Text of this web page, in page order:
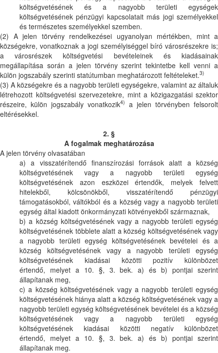
költségvetésének és a nagyobb területi egységek
költségvetésének pénzügyi kapcsolatait más jogi személyekkel
és természetes személyekkel szemben.
(2) A jelen törvény rendelkezései ugyanolyan mértékben, mint a
községekre, vonatkoznak a jogi személyiséggel bíró városrészekre is;
a városrészek költségvetési bevételeinek és kiadásainak
megállapítása során a jelen törvény szerint tekintetbe kell venni a
külön jogszabály szerinti statútumban meghatározott feltételeket.3)
(3) A községekre és a nagyobb területi egységekre, valamint az általuk
létrehozott költségvetési szervezetekre, mint a közigazgatási szektor
részeire, külön jogszabály vonatkozik4) a jelen törvényben felsorolt
eltérésekkel.
2. §
A fogalmak meghatározása
A jelen törvény olvasatában
a) a visszatérítendő finanszírozási források alatt a község
költségvetésének vagy a nagyobb területi egység
költségvetésének azon eszközei értendők, melyek felvett
hitelekből, kölcsönökből, visszatérítendő pénzügyi
támogatásokból, váltókból és a község vagy a nagyobb területi
egység által kiadott önkormányzati kötvényekből származnak,
b) a község költségvetésének vagy a nagyobb területi egység
költségvetésének többlete alatt a község költségvetésének vagy
a nagyobb területi egység költségvetésének bevételei és a
község költségvetésének vagy a nagyobb területi egység
költségvetésének kiadásai közötti pozitív különbözet
értendő, melyet a 10. §, 3. bek. a) és b) pontjai szerint
állapítanak meg,
c) a község költségvetésének vagy a nagyobb területi egység
költségvetésének hiánya alatt a község költségvetésének vagy a
nagyobb területi egység költségvetésének bevételei és a község
költségvetésének vagy a nagyobb területi egység
költségvetésének kiadásai közötti negatív különbözet
értendő, melyet a 10. §, 3. bek. a) és b) pontjai szerint
állapítanak meg.